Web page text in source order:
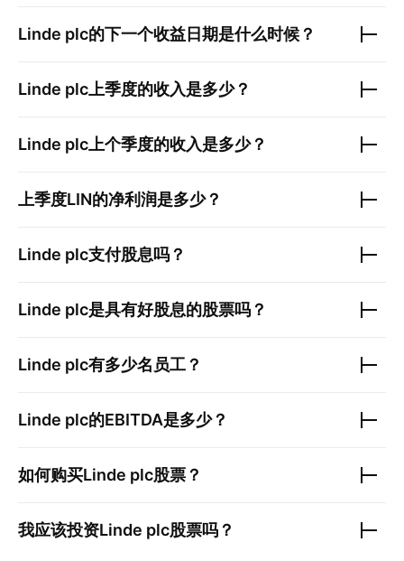
Linde plc的下一个收益日期是什么时候？
Linde plc 上季度的收入是多少？
Linde plc 上个季度的收入是多少？
上季度LIN的净利润是多少？
Linde plc支付股息吗？
Linde plc是具有好股息的股票吗？
Linde plc有多少名员工？
Linde plc的EBITDA是多少？
如何购买Linde plc股票？
我应该投资Linde plc股票吗？